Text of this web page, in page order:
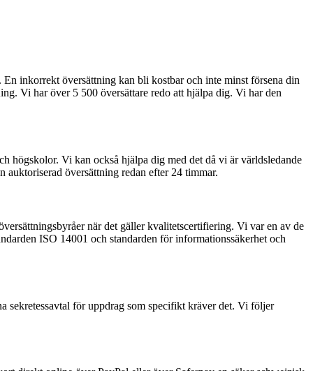
inkorrekt översättning kan bli kostbar och inte minst försena din
Vi har över 5 500 översättare redo att hjälpa dig. Vi har den
högskolor. Vi kan också hjälpa dig med det då vi är världsledande
översättning redan efter 24 timmar.
när det gäller kvalitetscertifiering. Vi var en av de
ISO 14001 och standarden för informationssäkerhet och
sekretessavtal för uppdrag som specifikt kräver det. Vi följer